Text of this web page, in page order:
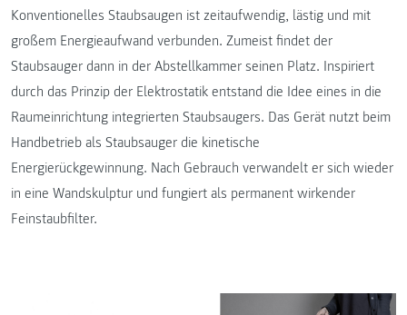
Konventionelles Staubsaugen ist zeitaufwendig, lästig und mit
großem Energieaufwand verbunden. Zumeist findet der
Staubsauger dann in der Abstellkammer seinen Platz. Inspiriert
durch das Prinzip der Elektrostatik entstand die Idee eines in die
Raumeinrichtung integrierten Staubsaugers. Das Gerät nutzt beim
Handbetrieb als Staubsauger die kinetische
Energierückgewinnung. Nach Gebrauch verwandelt er sich wieder
in eine Wandskulptur und fungiert als permanent wirkender
Feinstaubfilter.